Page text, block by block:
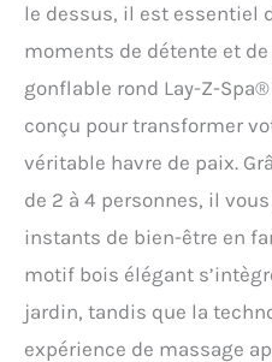
le dessus, il est essentiel
moments de détente et de
gonflable rond Lay-Z-
conçu pour transformer
véritable havre de paix.
de 2 à 4 personnes, il
instants de bien-être en
motif bois élégant
jardin, tandis que la
expérience de massage